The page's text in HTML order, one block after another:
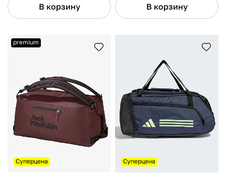
В корзину В корзину
premium
Суперцена Суперцена